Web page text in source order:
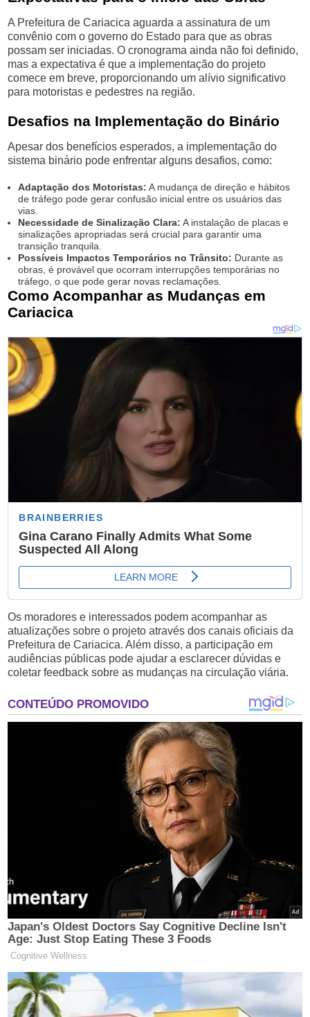
A Prefeitura de Cariacica aguarda a assinatura de um
convênio com o governo do Estado para que as obras
possam ser iniciadas. O cronograma ainda não foi definido,
mas a expectativa é que a implementação do projeto
comece em breve, proporcionando um alívio significativo
para motoristas e pedestres na região.
Desafios na Implementação do Binário
Apesar dos benefícios esperados, a implementação do
sistema binário pode enfrentar alguns desafios, como:
Adaptação dos Motoristas: A mudança de direção e hábitos
de tráfego pode gerar confusão inicial entre os usuários das
vias.
Necessidade de Sinalização Clara: A instalação de placas e
sinalizações apropriadas será crucial para garantir uma
transição tranquila.
Possíveis Impactos Temporários no Trânsito: Durante as
obras, é provável que ocorram interrupções temporárias no
tráfego, o que pode gerar novas reclamações.
Como Acompanhar as Mudanças em
Cariacica
Os moradores e interessados podem acompanhar as
atualizações sobre o projeto através dos canais oficiais da
Prefeitura de Cariacica. Além disso, a participação em
audiências públicas pode ajudar a esclarecer dúvidas e
coletar feedback sobre as mudanças na circulação viária.